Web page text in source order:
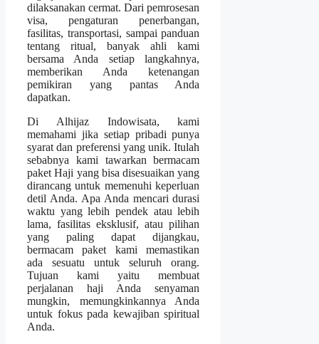
dilaksanakan cermat. Dari pemrosesan
visa, pengaturan penerbangan,
fasilitas, transportasi, sampai panduan
tentang ritual, banyak ahli kami
bersama Anda setiap langkahnya,
memberikan Anda ketenangan
pemikiran yang pantas Anda
dapatkan.
Di Alhijaz Indowisata, kami
memahami jika setiap pribadi punya
syarat dan preferensi yang unik. Itulah
sebabnya kami tawarkan bermacam
paket Haji yang bisa disesuaikan yang
dirancang untuk memenuhi keperluan
detil Anda. Apa Anda mencari durasi
waktu yang lebih pendek atau lebih
lama, fasilitas eksklusif, atau pilihan
yang paling dapat dijangkau,
bermacam paket kami memastikan
ada sesuatu untuk seluruh orang.
Tujuan kami yaitu membuat
perjalanan haji Anda senyaman
mungkin, memungkinkannya Anda
untuk fokus pada kewajiban spiritual
Anda.